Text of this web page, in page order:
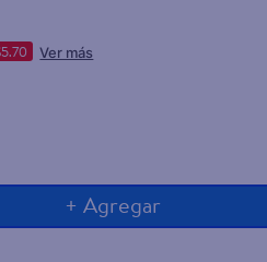
Ver más
+ Agregar